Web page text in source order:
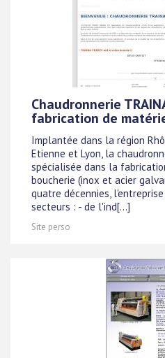
Chaudronnerie
fabrication de
Implantée dans la région
Etienne et Lyon, la
spécialisée dans la
boucherie (inox et acier
quatre décennies,
secteurs : - de l'ind[...]
Site perso